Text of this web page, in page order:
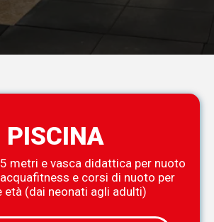
PISCINA
metri e vasca didattica per nuoto
e corsi di nuoto per
età (dai neonati agli adulti)